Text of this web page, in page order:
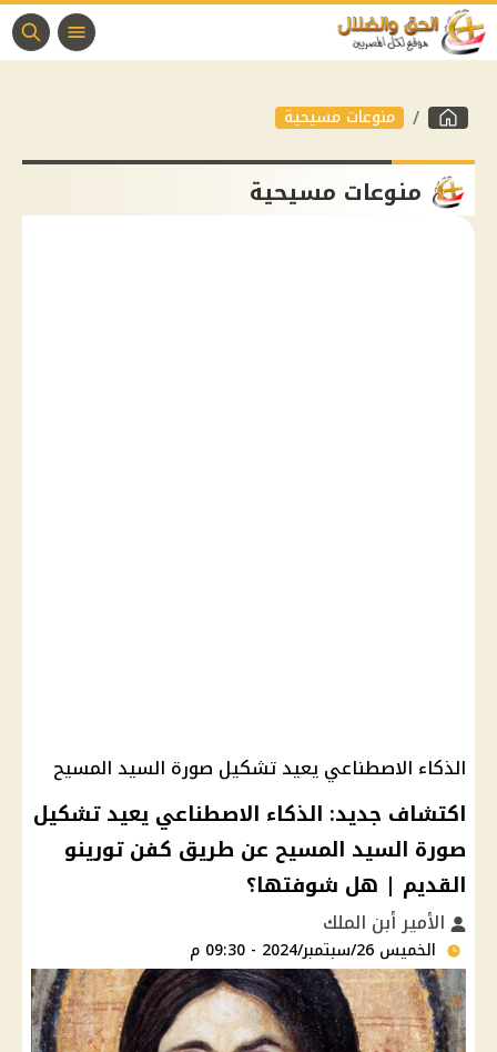
منوعات مسيحية
منوعات مسيحية
الذكاء الاصطناعي يعيد تشكيل صورة السيد المسيح
اكتشاف جديد: الذكاء الاصطناعي يعيد تشكيل
صورة السيد المسيح عن طريق كفن تورينو
القديم | هل شوفتها؟
الأمير أبن الملك
الخميس 26/سبتمبر/2024 - 09:30 م